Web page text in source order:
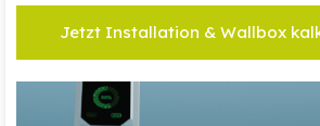
Jetzt Installation & Wallbox